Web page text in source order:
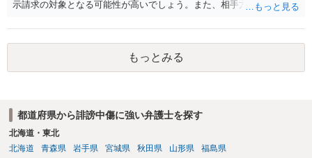
示請求の対象となる可能性が高いでしょう。また、相手方の投稿した
と存じます。発信者情報開示請求が進むと、投稿に使った回線の契約
者のところに、意見照会がなされます。アカウント情報開示の場合
は、アカウントの登録メールに意見照会がなされます。 また、された
場合賠償金はいくらでしょうか。 →ケースバイケースであり、数万円
もっとみる
都道府県から誹謗中傷に強い弁護士を探す
北海道・東北
北海道
青森県 岩手県 宮城県 秋田県 山形県 福島県